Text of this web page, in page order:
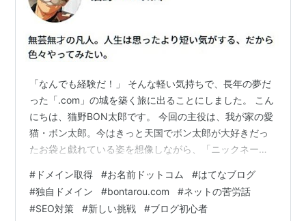
「なんでも経験だ！」 そんな軽い気持ちで、長年の夢だ
った「.com」の城を築く旅に出ることにしました。 こん
にちは、猫野BON太郎です。 今回の主役は、我が家の愛
猫・ボン太郎。今はきっと天国でボン太郎が大好きだっ
たお袋と戯れている姿を想像しながら、「ニックネーム
いついたのが全ての始まりでした。 衝撃の空き状況：世
界に「ぼんたろう」はいないのか？ お名前ドットコム
で、半信半疑のまま「bontarou」と打ち込んで検索ボタ
# ドメイン取得 #お名前ドットコム #はてなブログ
#独自ドメイン #bontarou.com #ネットの苦労話
#SEO対策 #新しい挑戦 #ブログ初心者